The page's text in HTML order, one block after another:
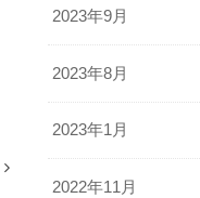
2023年9月
2023年8月
2023年1月
2022年11月